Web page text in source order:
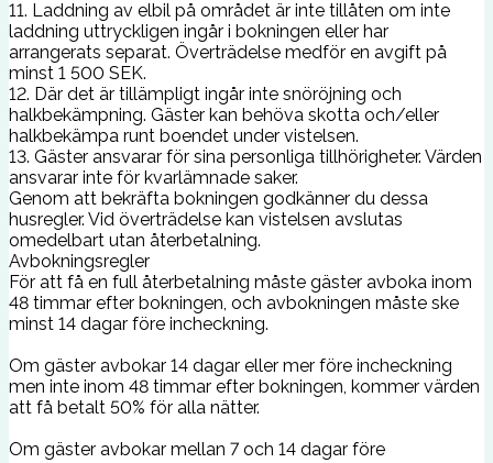
11. Laddning av elbil på området är inte tillåten om inte
laddning uttryckligen ingår i bokningen eller har
arrangerats separat. Överträdelse medför en avgift på
minst 1 500 SEK.
12. Där det är tillämpligt ingår inte snöröjning och
halkbekämpning. Gäster kan behöva skotta och/eller
halkbekämpa runt boendet under vistelsen.
13. Gäster ansvarar för sina personliga tillhörigheter. Värden
ansvarar inte för kvarlämnade saker.
Genom att bekräfta bokningen godkänner du dessa
husregler. Vid överträdelse kan vistelsen avslutas
omedelbart utan återbetalning.
Avbokningsregler
För att få en full återbetalning måste gäster avboka inom
48 timmar efter bokningen, och avbokningen måste ske
minst 14 dagar före incheckning.
Om gäster avbokar 14 dagar eller mer före incheckning
men inte inom 48 timmar efter bokningen, kommer värden
att få betalt 50% för alla nätter.
Om gäster avbokar mellan 7 och 14 dagar före